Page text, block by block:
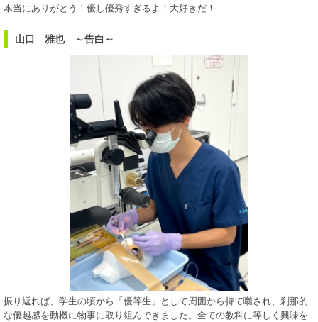
本当にありがとう！優し優秀すぎるよ！大好きだ！
山口 雅也 ～告白～
振り返れば、学生の頃から「優等生」として周囲から持て囃され、刹那的
な優越感を動機に物事に取り組んできました。全ての教科に等しく興味を